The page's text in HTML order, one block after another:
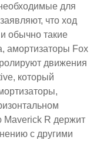
для
что ход
обычно такие
амортизаторы Fox
движения
который
Maverick R держит
с другими